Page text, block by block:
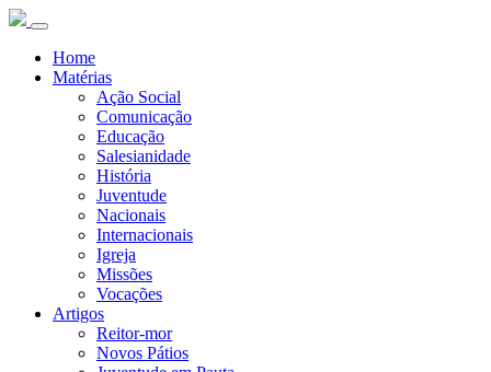
Home
Matérias
Ação Social
Comunicação
Educação
Salesianidade
História
Juventude
Nacionais
Internacionais
Igreja
Missões
Vocações
Artigos
Reitor-mor
Novos Pátios